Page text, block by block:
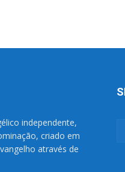
independente,
criado em
através de